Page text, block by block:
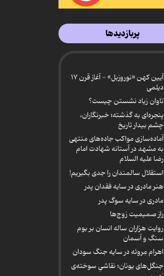
پربازدیدها
آیین کهن «نوروزبل» - آغاز قرن ۱۷
دیلمی
تاوان زیاد نشستن چیست؟
پنجره‌ای به گذشته؛ خبرنگاران،
چشم بیدار تاریخ
آماده‌سازی مواکب جاده‌های منتهی
به مشهد در آستانه شهادت امام
رضا علیه السلام
استقلال سالمندان را جدی بگیریم!
هنر مادری در سایه‌ فقدان پدر
مادری در سایه سوگ پدر
راز صمیمیت زوج‌ها
روایت هزاران ساله انسان بر بوم
سنگ و آسمان
اهرام مِروئه در سایه جنگ سودان
جنگل‌های یونان؛ نقاشیِ سوخته‌ی